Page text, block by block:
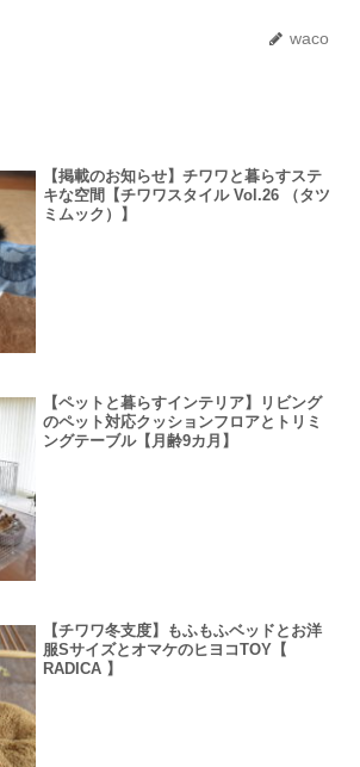
waco
【掲載のお知らせ】チワワと暮らすステ
キな空間【チワワスタイル Vol.26 （タツ
ミムック）】
【ペットと暮らすインテリア】リビング
のペット対応クッションフロアとトリミ
ングテーブル【月齢9カ月】
【チワワ冬支度】もふもふベッドとお洋
服SサイズとオマケのヒヨコTOY【
RADICA 】